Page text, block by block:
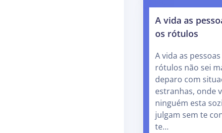
A vida as
os rótulos
A vida as
rótulos não sei
deparo com
estranhas, onde
ninguém esta
julgam sem te
te…